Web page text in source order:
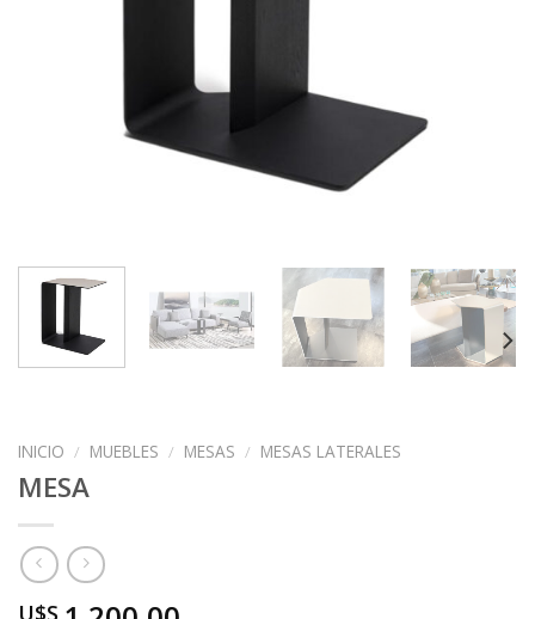
INICIO / MUEBLES / MESAS / MESAS LATERALES
MESA